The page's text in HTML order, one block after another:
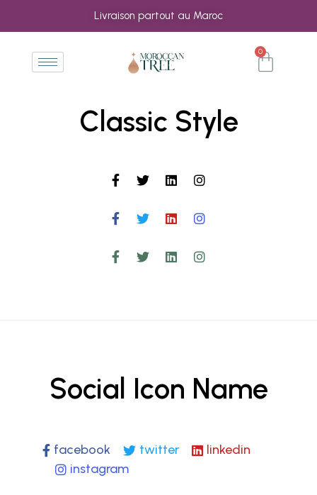
Livraison partout au Maroc
0
Classic Style
Social Icon Name
facebook twitter
linkedin
instagram